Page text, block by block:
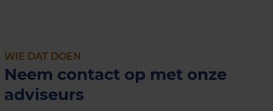
WIE DAT DOEN
Neem contact op met onze
adviseurs